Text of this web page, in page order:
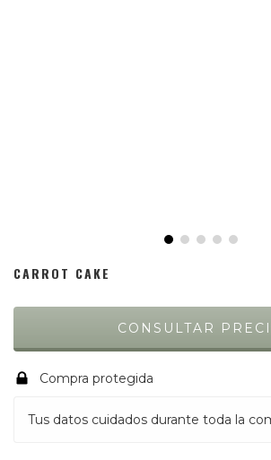
CARROT CAKE
Compra protegida
Tus datos cuidados durante toda la